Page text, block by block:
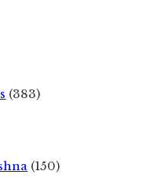
(383)
(150)